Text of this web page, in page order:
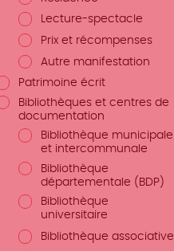
Lecture-spectacle
Prix et récompenses
Autre manifestation
Patrimoine écrit
Bibliothèques et centres de
documentation
Bibliothèque municipale
et intercommunale
Bibliothèque
départementale (BDP)
Bibliothèque
universitaire
Bibliothèque associative